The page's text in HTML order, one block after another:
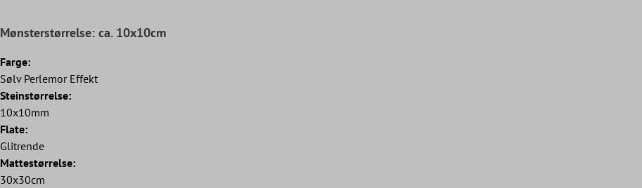
Mønsterstørrelse: ca. 10x10cm
Farge:
Sølv Perlemor Effekt
Steinstørrelse:
10x10mm
Flate:
Glitrende
Mattestørrelse:
30x30cm